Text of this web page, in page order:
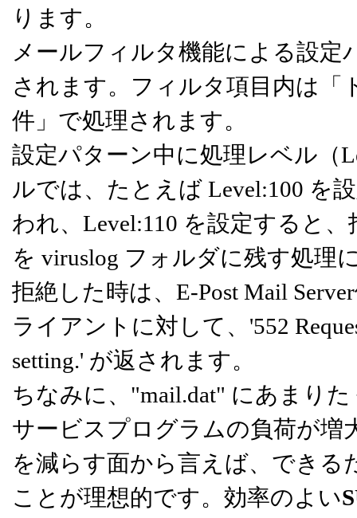
ります。
メールフィルタ機能による設
されます。フィルタ項目内は「
件」で処理されます。
設定パターン中に処理レベル（
ルでは、たとえば Level:100 を
われ、Level:110 を設定すると
を viruslog フォルダに残す処理
拒絶した時は、E-Post Mail
ライアントに対して、'552
setting.' が返されます。
ちなみに、"mail.dat" にあまり
サービスプログラムの負荷が増
を減らす面から言えば、でき
ことが理想的です。効率のよい